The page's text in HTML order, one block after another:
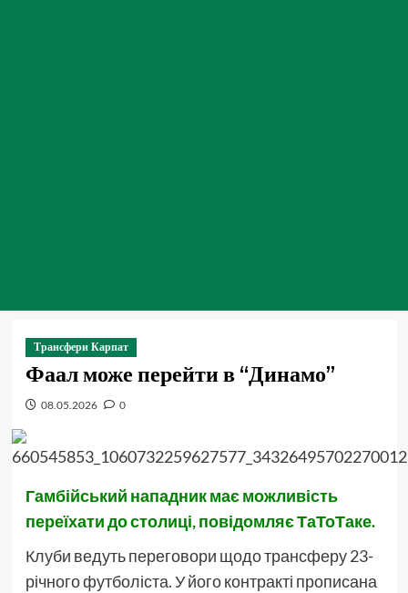
Трансфери Карпат
Фаал може перейти в “Динамо”
08.05.2026 0
Гамбійський нападник має можливість
переїхати до столиці, повідомляє ТаТоТаке.
Клуби ведуть переговори щодо трансферу 23-
річного футболіста. У його контракті прописана